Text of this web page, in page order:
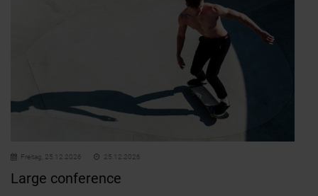
Freitag, 25.12.2026 25.12.2026
Large conference